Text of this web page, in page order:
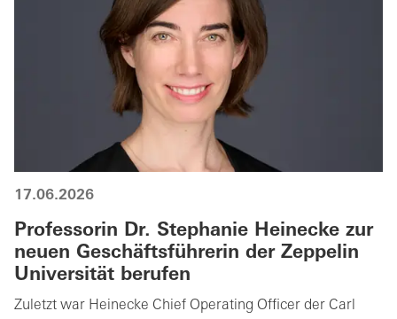
17.06.2026
Professorin Dr. Stephanie Heinecke zur
neuen Geschäftsführerin der Zeppelin
Universität berufen
Zuletzt war Heinecke Chief Operating Officer der Carl